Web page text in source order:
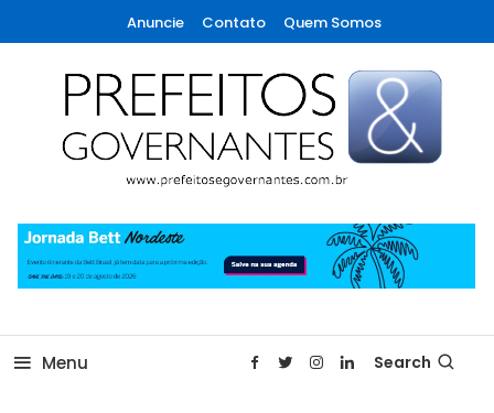
To
Content
Anuncie Contato Quem Somos
Prefeitos & Governantes
Menu Search